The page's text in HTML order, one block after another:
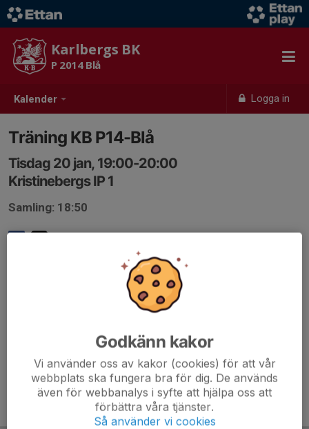
Kalender Logga in
Karlbergs BK
P 2014 Blå
Träning KB P14-Blå
Tisdag 20 jan, 19:00-20:00
Kristinebergs IP 1
Samling: 18:50
Godkänn kakor
Vi använder oss av kakor (cookies) för att vår
webbplats ska fungera bra för dig. De används
även för webbanalys i syfte att hjälpa oss att
förbättra våra tjänster.
Så använder vi cookies